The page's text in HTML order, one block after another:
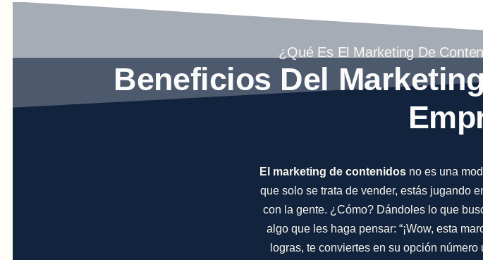
¿Qué Es El Marketing De
Beneficios Del
El marketing de contenidosno es una
que solo se trata de vender, estás jugando
con la gente. ¿Cómo? Dándoles lo que
algo que les haga pensar: “¡Wow, esta
logras, te conviertes en su opción